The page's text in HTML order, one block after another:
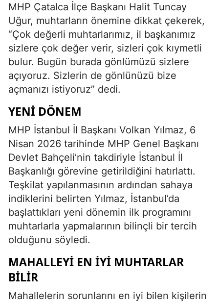
MHP Çatalca İlçe Başkanı Halit Tuncay
Uğur, muhtarların önemine dikkat çekerek,
“Çok değerli muhtarlarımız, il başkanımız
sizlere çok değer verir, sizleri çok kıymetli
bulur. Bugün burada gönlümüzü sizlere
açıyoruz. Sizlerin de gönlünüzü bize
açmanızı istiyoruz” dedi.
YENI DÖNEM
MHP İstanbul İl Başkanı Volkan Yılmaz, 6
Nisan 2026 tarihinde MHP Genel Başkanı
Devlet Bahçeli’nin takdiriyle İstanbul İl
Başkanlığı görevine getirildiğini hatırlattı.
Teşkilat yapılanmasının ardından sahaya
indiklerini belirten Yılmaz, İstanbul’da
başlattıkları yeni dönemin ilk programını
muhtarlarla yapmalarının bilinçli bir tercih
olduğunu söyledi.
MAHALLEYI EN IYI MUHTARLAR
BILIR
Mahallelerin sorunlarını en iyi bilen kişilerin